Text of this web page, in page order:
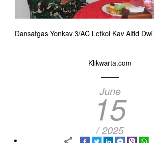
Dansatgas Yonkav 3/AC Letkol Kav Alfid
Klikwarta.com
June
15
/ 2025